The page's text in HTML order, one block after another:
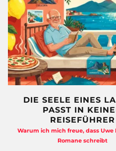
DIE SEELE EINES
PASST IN
REISEFÜHRER
Warum ich mich freue, dass Uwe
Romane schreibt